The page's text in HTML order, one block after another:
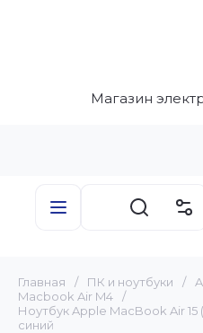
Магазин
Главная / ПК и ноутбуки /
Macbook Air M4
/
Ноутбук Apple MacBook Air 15
синий